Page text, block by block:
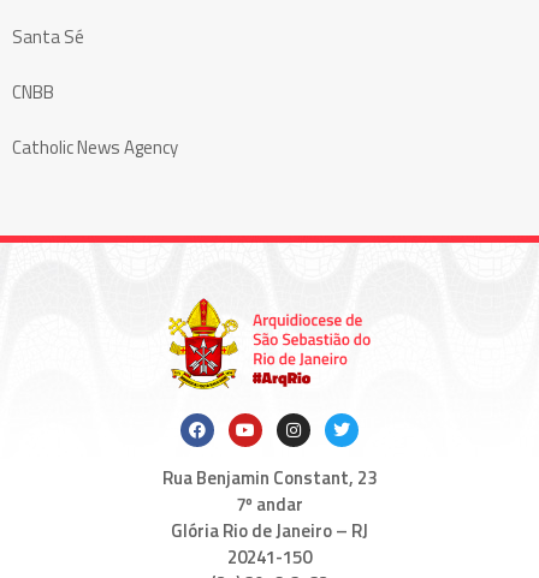
Santa Sé
CNBB
Catholic News Agency
Rua Benjamin Constant, 23
7º andar
Glória Rio de Janeiro – RJ
20241-150